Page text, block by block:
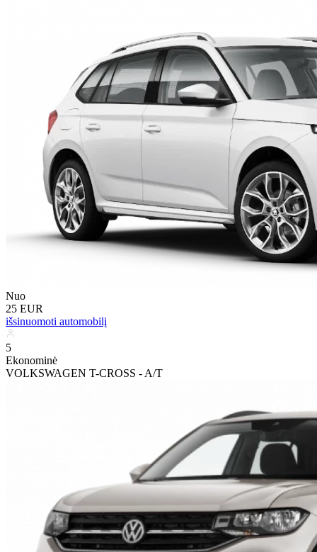
Nuo
25 EUR
išsinuomoti automobilį
5
Ekonominė
VOLKSWAGEN T-CROSS - A/T